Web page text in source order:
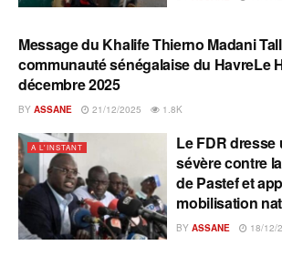
A L'INSTANT
Message du Khalife Thierno Madani
communauté sénégalaise du HavreLe
décembre 2025
BY ASSANE 21/12/2025 1.8K
A L'INSTANT
Le FDR
sévère contre
de Pastef et
mobilisation
BY ASSANE 18/12/